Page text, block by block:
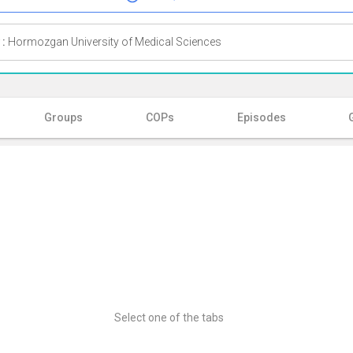
Hormozgan University of Medical Sciences
Groups COPs Episodes
Select one of the tabs